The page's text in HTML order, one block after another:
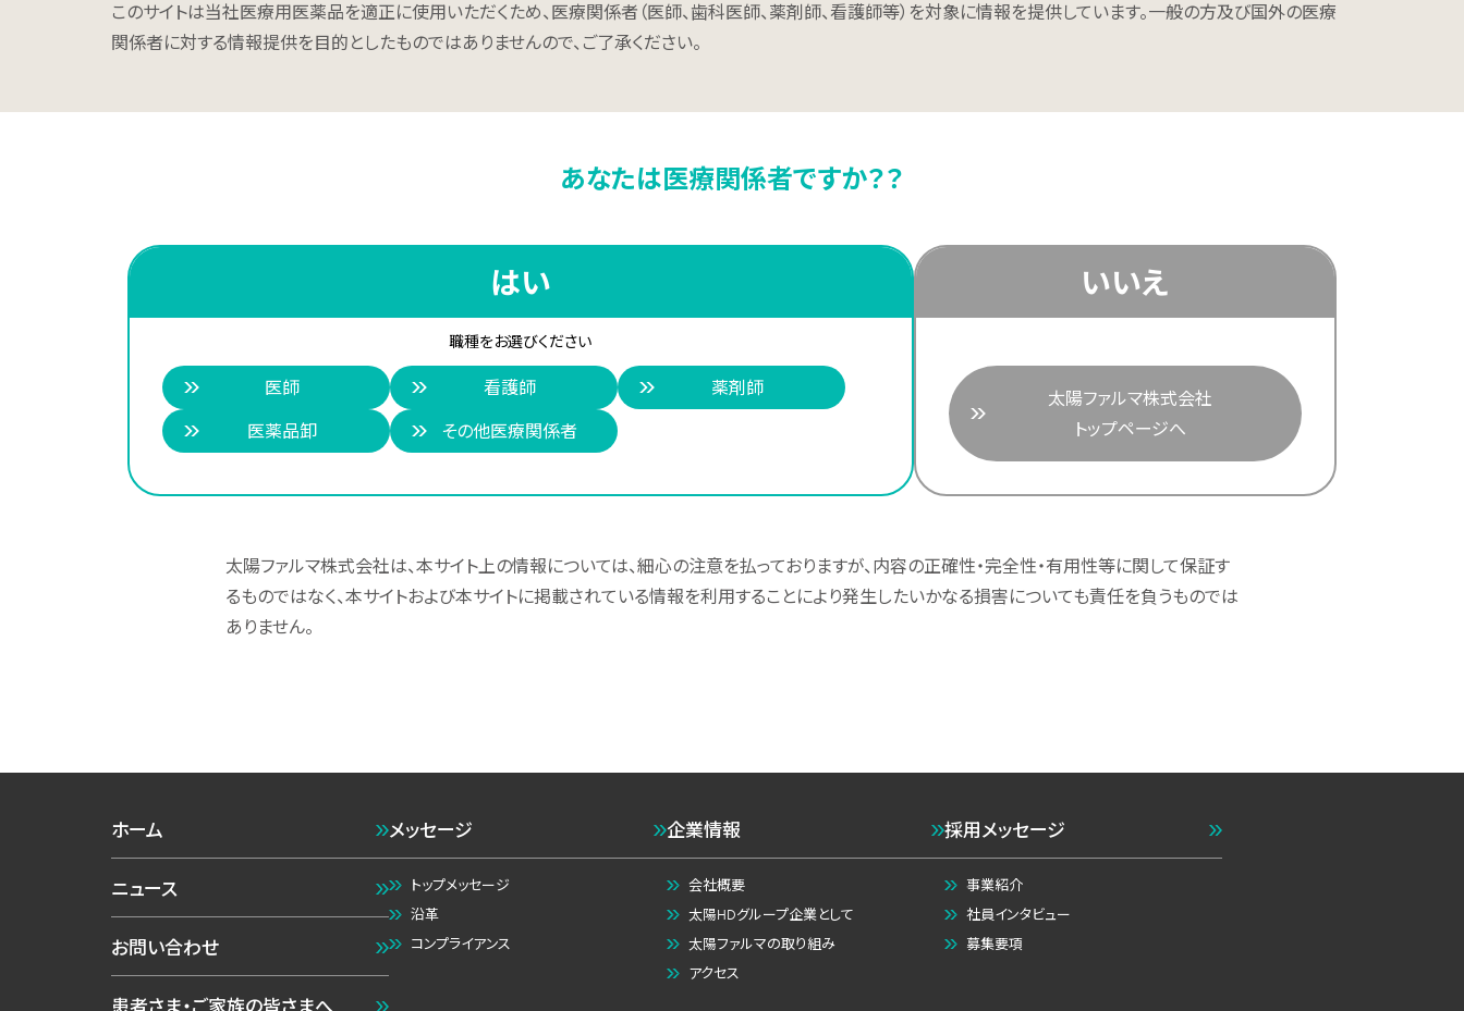
このサイトは当社医療用医薬品を適正に使用いただくため、医療関係者（医師、歯科医師、薬剤師、看護師等）を対象に情報を提供しています。一般の方及び国外の医療
関係者に対する情報提供を目的としたものではありませんので、ご了承ください。
あなたは医療関係者ですか？？
はい
職種をお選びください
医師 看護師
薬剤師
医薬品卸
その他医療関係者
いいえ
太陽ファルマ株式会社
トップページへ
太陽ファルマ株式会社は、本サイト上の情報については、細心の注意を払っておりますが、内容の正確性・完全性・有用性等に関して保証す
るものではなく、本サイトおよび本サイトに掲載されている情報を利用することにより発生したいかなる損害についても責任を負うものでは
ありません。
ホーム
ニュース
お問い合わせ
患者さま・ご家族の皆さまへ
メッセージ
トップメッセージ
沿革
コンプライアンス
企業情報
会社概要
太陽HDグループ企業として
太陽ファルマの取り組み
アクセス
採用メッセージ
事業紹介
社員インタビュー
募集要項